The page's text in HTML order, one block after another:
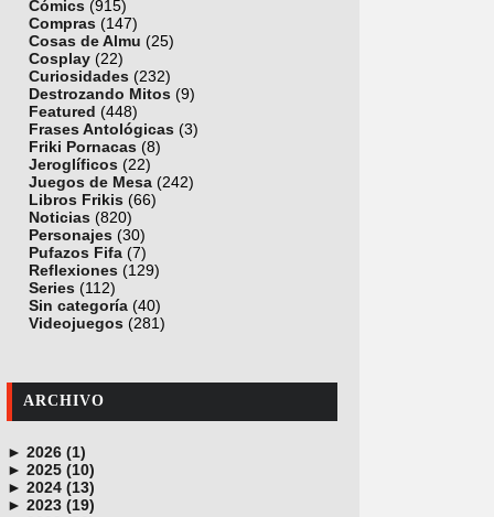
Cómics (915)
Compras (147)
Cosas de Almu (25)
Cosplay (22)
Curiosidades (232)
Destrozando Mitos (9)
Featured (448)
Frases Antológicas (3)
Friki Pornacas (8)
Jeroglíficos (22)
Juegos de Mesa (242)
Libros Frikis (66)
Noticias (820)
Personajes (30)
Pufazos Fifa (7)
Reflexiones (129)
Series (112)
Sin categoría (40)
Videojuegos (281)
ARCHIVO
► 2026 (1)
junio (1)
► 2025 (10)
noviembre (1)
octubre (1)
► 2024 (13)
diciembre (4)
► 2023 (19)